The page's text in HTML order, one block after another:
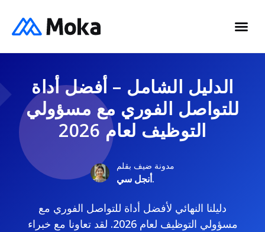
الدليل الشامل – أفضل أداة
للتواصل الفوري مع مسؤولي
التوظيف لعام 2026
مدونة ضيف بقلم
أنجل سي.
دليلنا النهائي لأفضل أداة للتواصل الفوري مع
مسؤولي التوظيف لعام 2026. لقد تعاونا مع خبراء